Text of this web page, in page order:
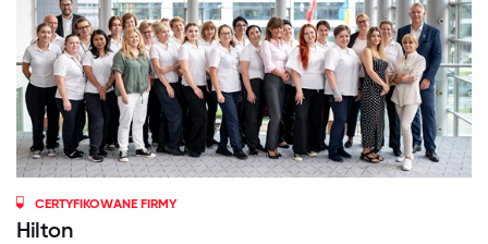
CERTYFIKOWANE FIRMY
Hilton